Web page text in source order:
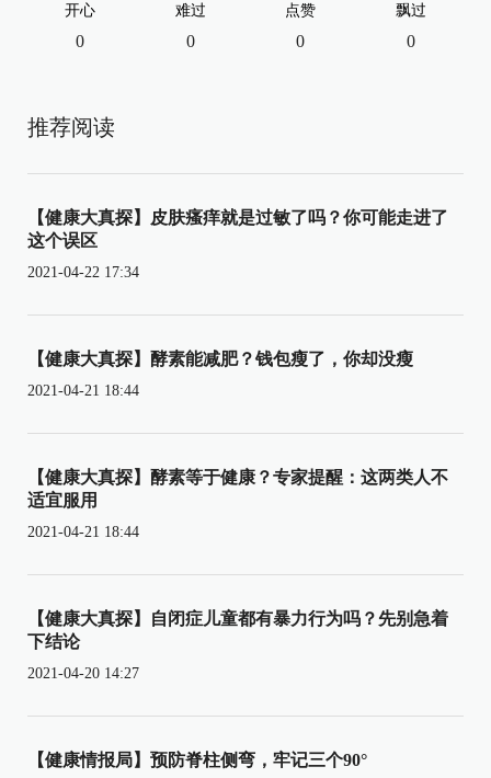
开心
0
难过
0
点赞
0
飘过
0
推荐阅读
【健康大真探】皮肤瘙痒就是过敏了吗？你可能走进了
这个误区
2021-04-22 17:34
【健康大真探】酵素能减肥？钱包瘦了，你却没瘦
2021-04-21 18:44
【健康大真探】酵素等于健康？专家提醒：这两类人不
适宜服用
2021-04-21 18:44
【健康大真探】自闭症儿童都有暴力行为吗？先别急着
下结论
2021-04-20 14:27
【健康情报局】预防脊柱侧弯，牢记三个90°